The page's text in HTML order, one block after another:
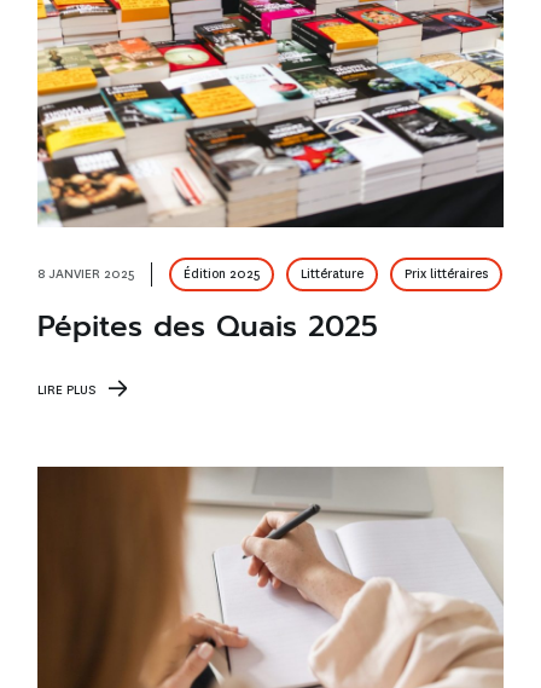
8 JANVIER 2025 Édition 2025 Littérature Prix littéraires
Pépites des Quais 2025
LIRE PLUS